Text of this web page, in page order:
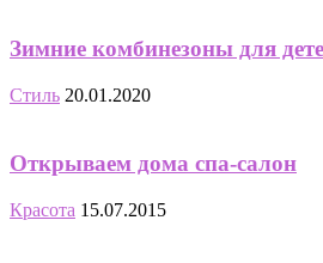
Зимние комбинезоны для
Стиль 20.01.2020
Открываем дома спа-салон
Красота 15.07.2015